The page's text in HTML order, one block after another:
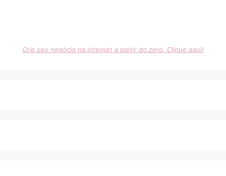
Crie seu negócio na internet a partir do zero. Clique aqui!